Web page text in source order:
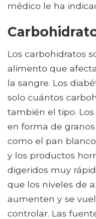
médico le ha
Los carbohidratos
alimento que
la sangre. Los
solo cuántos
también el tipo.
en forma de
como el pan
y los productos
digeridos muy
que los niveles de
aumenten y se
controlar. Las